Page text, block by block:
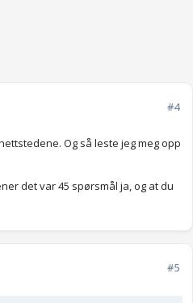
#4
Og så leste jeg meg opp
det var 45 spørsmål ja, og at du
#5